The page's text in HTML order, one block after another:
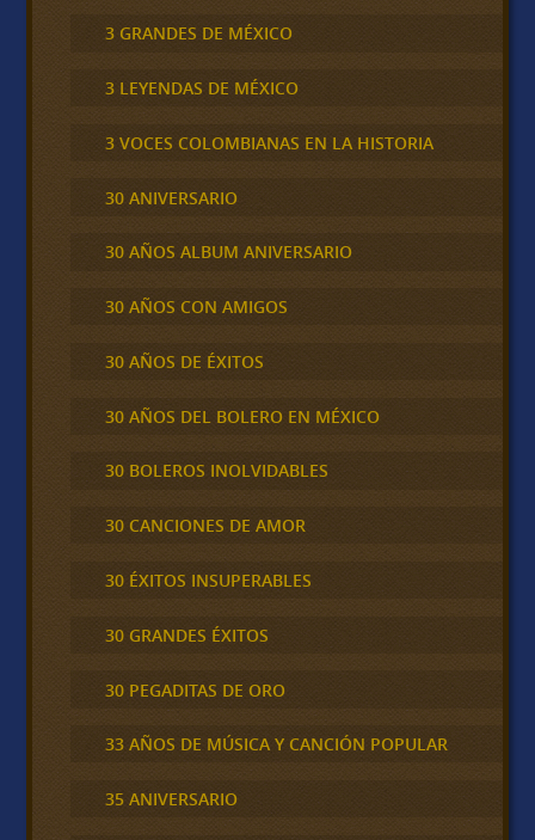
3 GRANDES DE MÉXICO
3 LEYENDAS DE MÉXICO
3 VOCES COLOMBIANAS EN LA HISTORIA
30 ANIVERSARIO
30 AÑOS ALBUM ANIVERSARIO
30 AÑOS CON AMIGOS
30 AÑOS DE ÉXITOS
30 AÑOS DEL BOLERO EN MÉXICO
30 BOLEROS INOLVIDABLES
30 CANCIONES DE AMOR
30 ÉXITOS INSUPERABLES
30 GRANDES ÉXITOS
30 PEGADITAS DE ORO
33 AÑOS DE MÚSICA Y CANCIÓN POPULAR
35 ANIVERSARIO